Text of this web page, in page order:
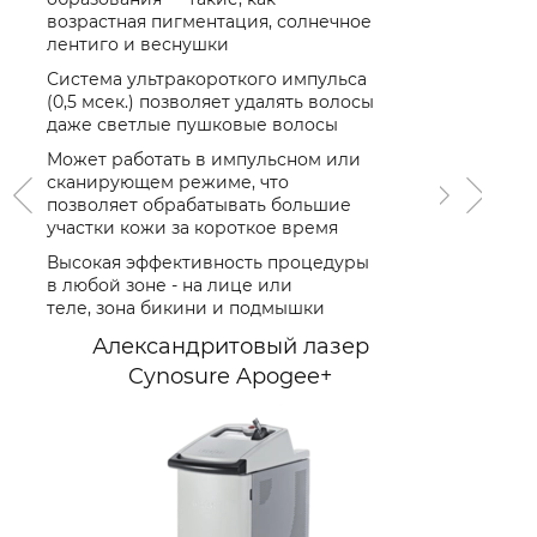
возрастная пигментация, солнечное
лентиго и веснушки
Система ультракороткого импульса
(0,5 мсек.) позволяет удалять волосы
даже светлые пушковые волосы
Может работать в импульсном или
сканирующем режиме, что
позволяет обрабатывать большие
участки кожи за короткое время
Высокая эффективность процедуры
в любой зоне - на лице или
теле, зона бикини и подмышки
Александритовый лазер
Cynosure Apogee+